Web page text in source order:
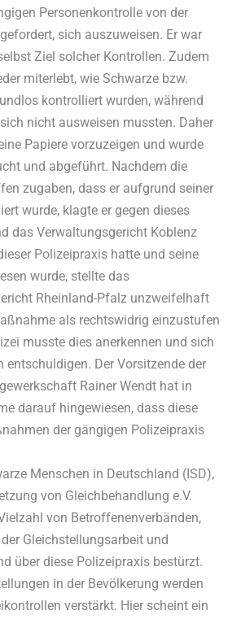
Personenkontrolle von der
sich auszuweisen. Er war
Ziel solcher Kontrollen. Zudem
miterlebt, wie Schwarze bzw.
kontrolliert wurden, während
nicht ausweisen mussten. Daher
Papiere vorzuzeigen und wurde
und abgeführt. Nachdem die
zugaben, dass er aufgrund seiner
wurde, klagte er gegen dieses
das Verwaltungsgericht Koblenz
Polizeipraxis hatte und seine
wurde, stellte das
Rheinland-Pfalz unzweifelhaft
als rechtswidrig einzustufen
musste dies anerkennen und sich
entschuldigen. Der Vorsitzende der
Rainer Wendt hat in
darauf hingewiesen, dass diese
der gängigen Polizeipraxis
Menschen in Deutschland (ISD),
von Gleichbehandlung e.V.
von Betroffenenverbänden,
Gleichstellungsarbeit und
über diese Polizeipraxis bestürzt.
in der Bevölkerung werden
verstärkt. Hier scheint ein